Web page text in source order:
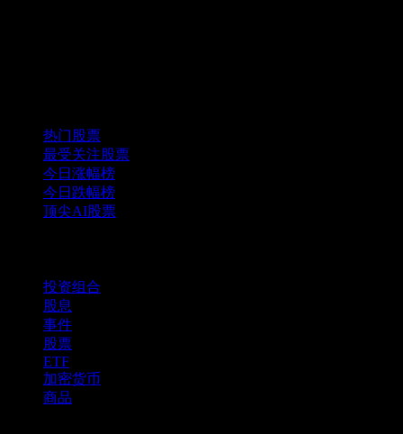
热门股票
最受关注股票
今日涨幅榜
今日跌幅榜
顶尖AI股票
投资组合
股息
事件
股票
ETF
加密货币
商品